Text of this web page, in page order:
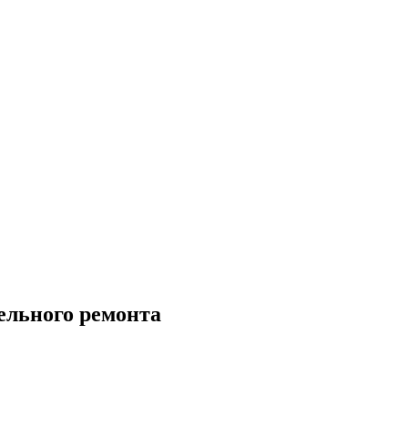
ремонта